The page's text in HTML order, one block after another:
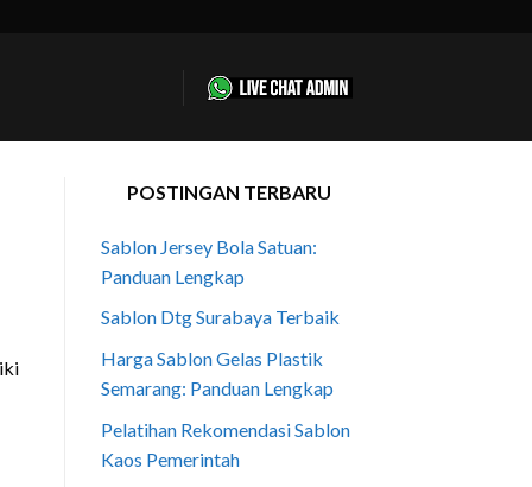
POSTINGAN TERBARU
Sablon Jersey Bola Satuan:
Panduan Lengkap
Sablon Dtg Surabaya Terbaik
Harga Sablon Gelas Plastik
Semarang: Panduan Lengkap
Pelatihan Rekomendasi Sablon
Kaos Pemerintah